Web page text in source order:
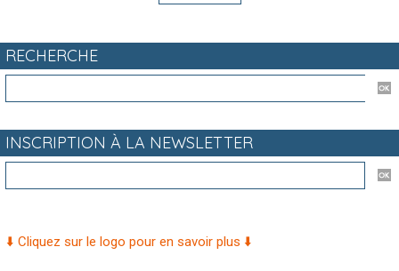
RECHERCHE
INSCRIPTION À LA NEWSLETTER
⬇️ Cliquez sur le logo pour en savoir plus ⬇️